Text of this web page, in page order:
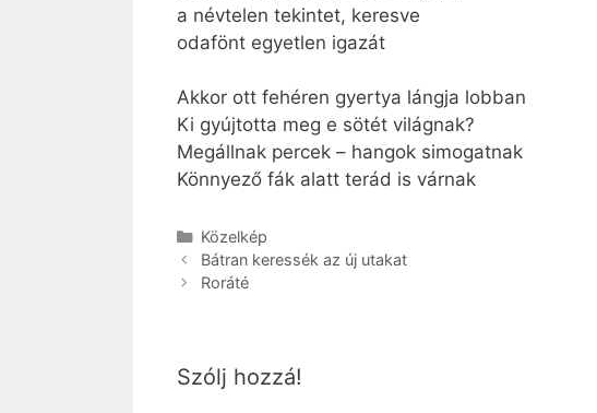
a névtelen tekintet, keresve
odafönt egyetlen igazát
Akkor ott fehéren gyertya lángja lobban
Ki gyújtotta meg e sötét világnak?
Megállnak percek – hangok simogatnak
Könnyező fák alatt terád is várnak
Kategória
Közelkép
Bátran keressék az új utakat
Roráté
Szólj hozzá!